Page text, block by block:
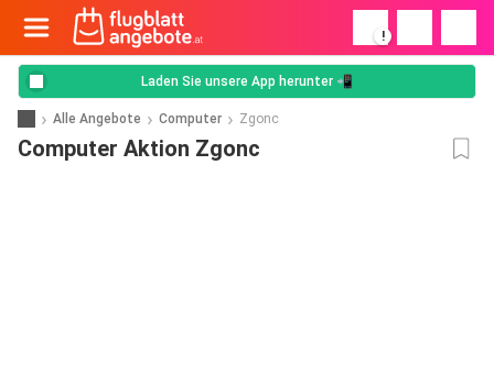
!
Laden Sie unsere App herunter 📲
Alle Angebote Computer Zgonc
Computer Aktion Zgonc